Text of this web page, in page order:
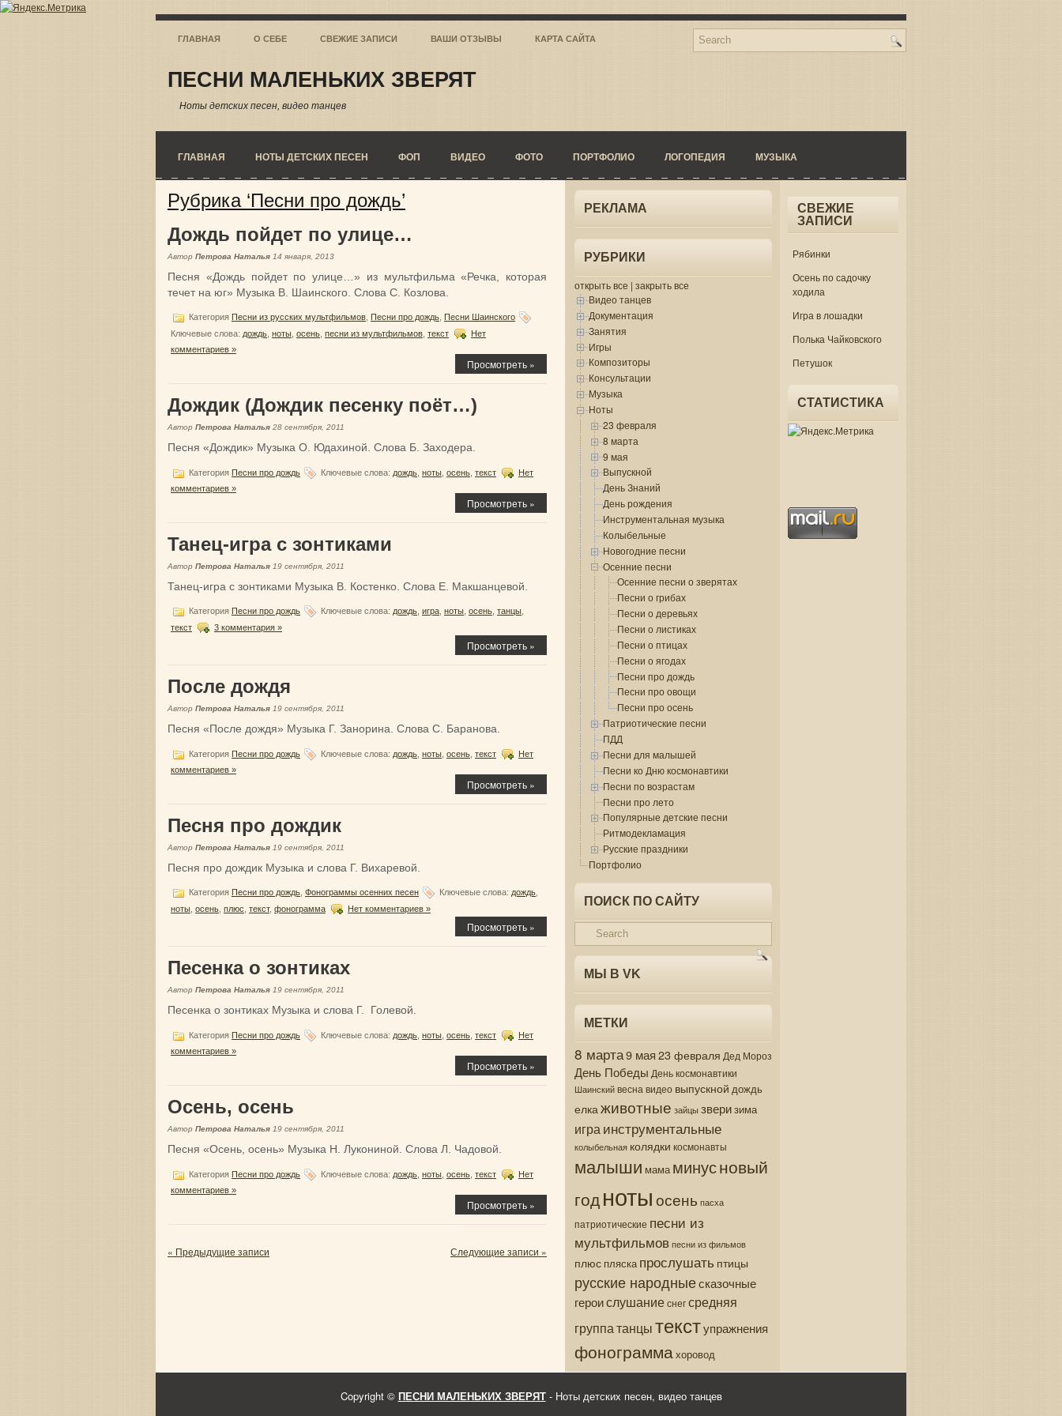
ГЛАВНАЯ О СЕБЕ СВЕЖИЕ ЗАПИСИ ВАШИ ОТЗЫВЫ КАРТА САЙТА
ПЕСНИ МАЛЕНЬКИХ ЗВЕРЯТ
Ноты детских песен, видео танцев
ГЛАВНАЯ НОТЫ ДЕТСКИХ ПЕСЕН ФОП ВИДЕО ФОТО ПОРТФОЛИО ЛОГОПЕДИЯ МУЗЫКА
Рубрика ‘Песни про дождь’
Дождь пойдет по улице…
Автор Петрова Наталья 14 января, 2013
Песня «Дождь пойдет по улице…» из мультфильма «Речка, которая
течет на юг» Музыка В. Шаинского. Слова С. Козлова.
Категория Песни из русских мультфильмов Песни про дождь Песни Шаинского
Ключевые слова: дождь ноты осень песни из мультфильмов текст
Нет
комментариев »
Просмотреть »
Дождик (Дождик песенку поёт…)
Автор Петрова Наталья 28 сентября, 2011
Песня «Дождик» Музыка О. Юдахиной. Слова Б. Заходера.
Категория Песни про дождь Ключевые слова: дождь ноты осень текст
Нет
комментариев »
Просмотреть »
Танец-игра с зонтиками
Автор Петрова Наталья 19 сентября, 2011
Танец-игра с зонтиками Музыка В. Костенко. Слова Е. Макшанцевой.
Категория Песни про дождь Ключевые слова: дождь игра ноты осень танцы
текст
3 комментария »
Просмотреть »
После дождя
Автор Петрова Наталья 19 сентября, 2011
Песня «После дождя» Музыка Г. Занорина. Слова С. Баранова.
Категория Песни про дождь Ключевые слова: дождь ноты осень текст
Нет
комментариев »
Просмотреть »
Песня про дождик
Автор Петрова Наталья 19 сентября, 2011
Песня про дождик Музыка и слова Г. Вихаревой.
Категория Песни про дождь Фонограммы осенних песен Ключевые слова: дождь
ноты осень плюс текст, фонограмма Нет комментариев »
Просмотреть »
Песенка о зонтиках
Автор Петрова Наталья 19 сентября, 2011
Песенка о зонтиках Музыка и слова Г. Голевой.
Категория Песни про дождь Ключевые слова: дождь ноты осень текст
Нет
комментариев »
Просмотреть »
Осень, осень
Автор Петрова Наталья 19 сентября, 2011
Песня «Осень, осень» Музыка Н. Лукониной. Слова Л. Чадовой.
Категория Песни про дождь Ключевые слова: дождь ноты осень текст
Нет
комментариев »
Просмотреть »
« Предыдущие записи Следующие записи »
РЕКЛАМА
РУБРИКИ
открыть все | закрыть все
Видео танцев
Документация
Занятия
Игры
Композиторы
Консультации
Музыка
Ноты
23 февраля
8 марта
9 мая
Выпускной
День Знаний
День рождения
Инструментальная музыка
Колыбельные
Новогодние песни
Осенние песни
Осенние песни о зверятах
Песни о грибах
Песни о деревьях
Песни о листиках
Песни о птицах
Песни о ягодах
Песни про дождь
Песни про овощи
Песни про осень
Патриотические песни
ПДД
Песни для малышей
Песни ко Дню космонавтики
Песни по возрастам
Песни про лето
Популярные детские песни
Ритмодекламация
Русские праздники
Портфолио
ПОИСК ПО САЙТУ
МЫ В VK
МЕТКИ
8 марта9 мая 23 февраля Дед Мороз
День Победы День космонавтики
Шаинскийвесна видео выпускной дождь
елка животные зайцы зверизима
играинструментальные
колыбельная колядки космонавты
малыши мама минусновый
годнотыосень пасха
патриотические песни из
мультфильмов песни из фильмов
плюс пляска прослушать птицы
русские народныесказочные
героислушаниеснегсредняя
группатанцытекступражнения
фонограммахоровод
СВЕЖИЕ
ЗАПИСИ
Рябинки
Осень по садочку
ходила
Игра в лошадки
Полька Чайковского
Петушок
СТАТИСТИКА
Copyright © ПЕСНИ МАЛЕНЬКИХ ЗВЕРЯТ- Ноты детских песен, видео танцев